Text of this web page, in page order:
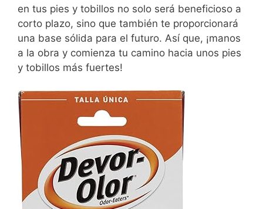
en tus pies y tobillos no solo será beneficioso a
corto plazo, sino que también te proporcionará
una base sólida para el futuro. Así que, ¡manos
a la obra y comienza tu camino hacia unos pies
y tobillos más fuertes!